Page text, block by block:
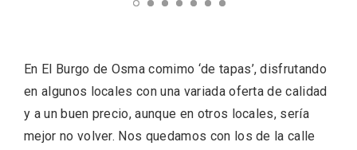
En El Burgo de Osma comimo ‘de tapas’, disfrutando
en algunos locales con una variada oferta de calidad
y a un buen precio, aunque en otros locales, sería
mejor no volver. Nos quedamos con los de la calle
Fiesta de Primavera 2026 en la Ruta del
Vino de Cigales